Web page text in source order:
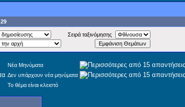
Σειρά ταξινόμησης
Νέα Μηνύματα
Δεν υπάρχουν νέα μηνύματα
Το θέμα είναι κλειστό